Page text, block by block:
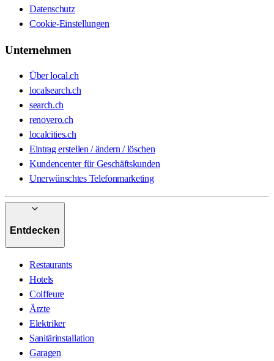
Datenschutz
Cookie-Einstellungen
Unternehmen
Über local.ch
localsearch.ch
search.ch
renovero.ch
localcities.ch
Eintrag erstellen / ändern / löschen
Kundencenter für Geschäftskunden
Unerwünschtes Telefonmarketing
Entdecken
Restaurants
Hotels
Coiffeure
Ärzte
Elektriker
Sanitärinstallation
Garagen